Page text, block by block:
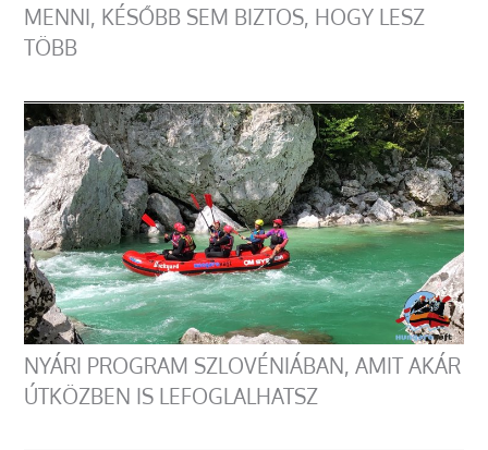
MENNI, KÉSŐBB SEM BIZTOS, HOGY LESZ
TÖBB
NYÁRI PROGRAM SZLOVÉNIÁBAN, AMIT AKÁR
ÚTKÖZBEN IS LEFOGLALHATSZ